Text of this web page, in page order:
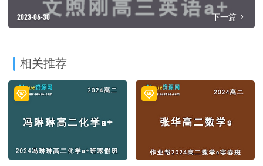
2023-06-30 下一篇
相关推荐